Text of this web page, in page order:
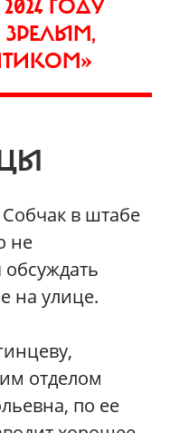
ГОДУ
Собчак в штабе
не
на улице.
отделом
по ее